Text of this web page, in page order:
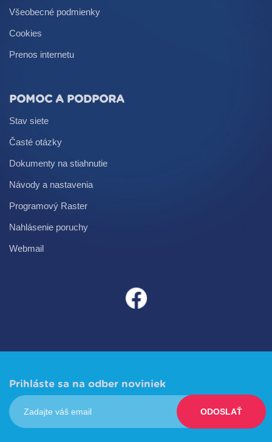
Všeobecné podmienky
Cookies
Prenos internetu
POMOC A PODPORA
Stav siete
Časté otázky
Dokumenty na stiahnutie
Návody a nastavenia
Programový Raster
Nahlásenie poruchy
Webmail
Prihláste sa na odber noviniek
ODOSLAŤ